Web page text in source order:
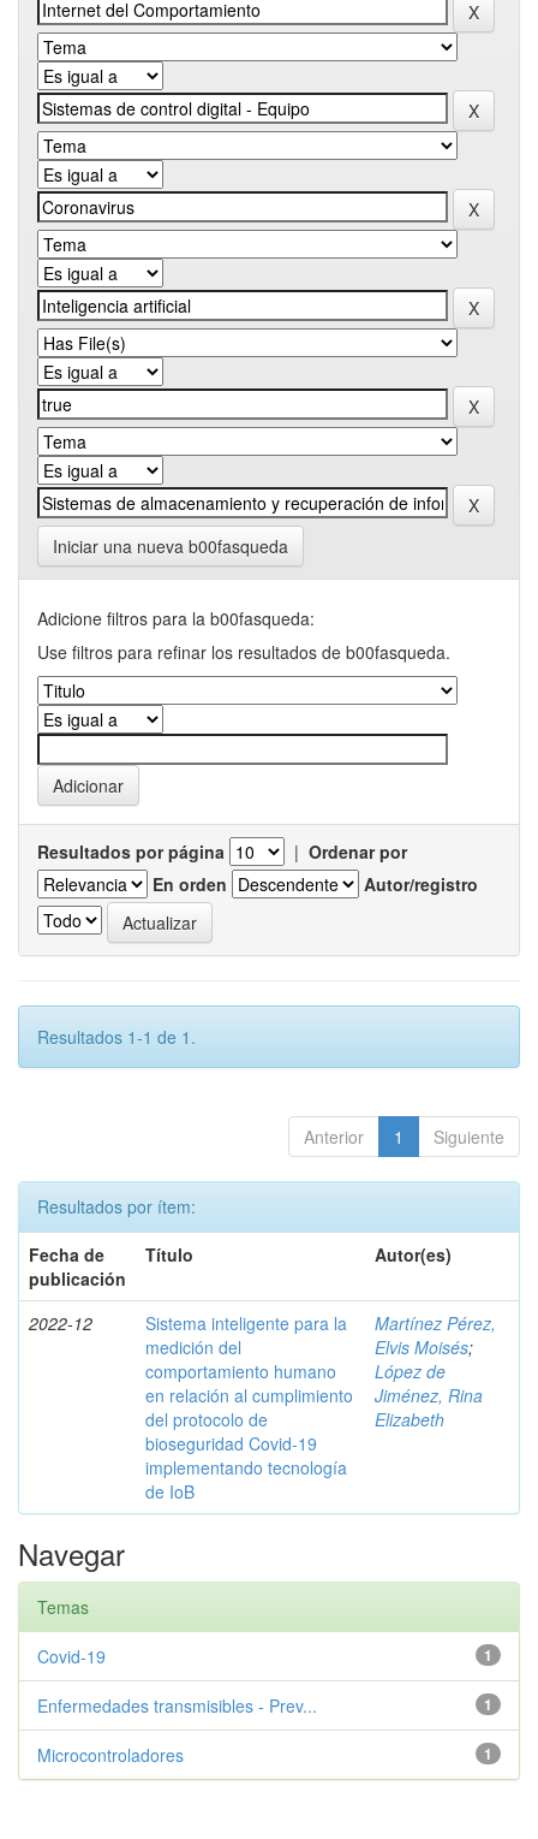
Iniciar una nueva b00fasqueda
Adicione filtros para la b00fasqueda:
Use filtros para refinar los resultados de b00fasqueda.
Resultados por página | Ordenar por
En orden
Autor/registro
Resultados 1-1 de 1.
Anterior 1 Siguiente
Resultados por ítem:
Fecha de
publicación
Título Autor(es)
2022-12
Sistema inteligente para la
medición del
comportamiento humano
en relación al cumplimiento
del protocolo de
bioseguridad Covid-19
implementando tecnología
de IoB
Martínez Pérez,
Elvis Moisés;
López de
Jiménez, Rina
Elizabeth
Navegar
Temas
1
Covid-19
1
Enfermedades transmisibles - Prev...
1
Microcontroladores